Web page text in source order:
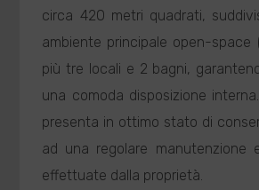
circa 420 metri quadrati,
ambiente principale open-space
più tre locali e 2 bagni,
una comoda disposizione
presenta in ottimo stato di
ad una regolare manutenzione
effettuate dalla proprietà.